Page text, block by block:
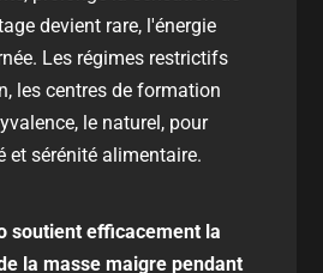
devient rare, l'énergie
Les régimes restrictifs
les centres de formation
le naturel, pour
et sérénité alimentaire.
soutient efficacement la
la masse maigre pendant